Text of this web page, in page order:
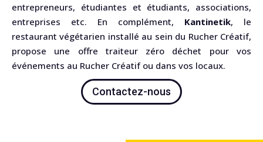
entrepreneurs, étudiantes et étudiants, associations,
entreprises etc. En complément, Kantinetik, le
restaurant végétarien installé au sein du Rucher Créatif,
propose une offre traiteur zéro déchet pour vos
événements au Rucher Créatif ou dans vos locaux.
Contactez-nous